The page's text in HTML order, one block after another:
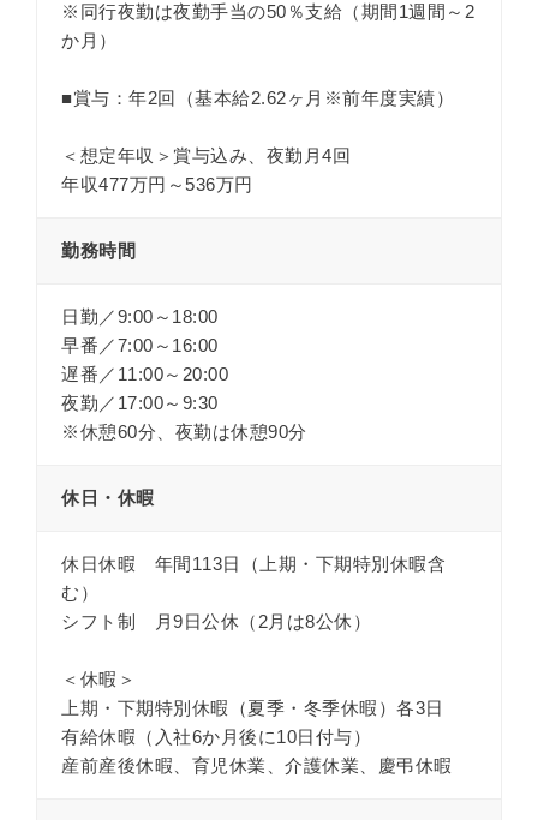
※同行夜勤は夜勤手当の50％支給（期間1週間～2
か月）
■賞与：年2回（基本給2.62ヶ月※前年度実績）
＜想定年収＞賞与込み、夜勤月4回
年収477万円～536万円
勤務時間
日勤／9:00～18:00
早番／7:00～16:00
遅番／11:00～20:00
夜勤／17:00～9:30
※休憩60分、夜勤は休憩90分
休日・休暇
休日休暇 年間113日（上期・下期特別休暇含
む）
シフト制 月9日公休（2月は8公休）
＜休暇＞
上期・下期特別休暇（夏季・冬季休暇）各3日
有給休暇（入社6か月後に10日付与）
産前産後休暇、育児休業、介護休業、慶弔休暇